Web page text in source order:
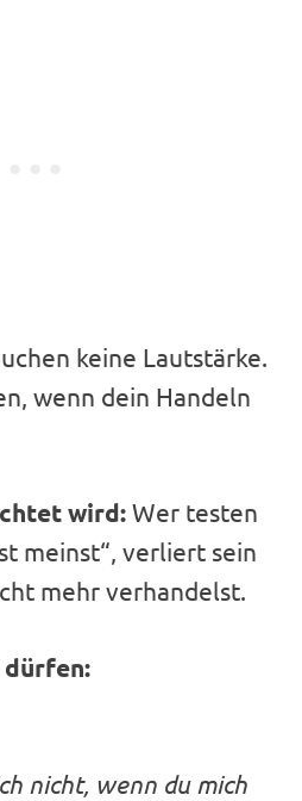
keine Lautstärke.
wenn dein Handeln
wird:Wer testen
meinst“, verliert sein
mehr verhandelst.
dürfen:
nicht, wenn du mich